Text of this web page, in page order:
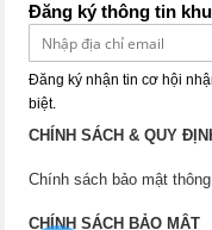
Đăng ký thông tin
Đăng ký nhận tin cơ hội
biệt.
CHÍNH SÁCH & QUY
Chính sách bảo mật
CHÍNH SÁCH BẢO MẬT